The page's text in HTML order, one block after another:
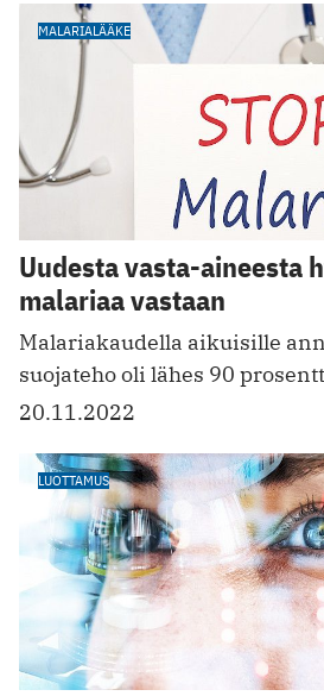
MALARIALÄÄKE
Uudesta vasta-aineesta
malariaa vastaan
Malariakaudella aikuisille
suojateho oli lähes 90
20.11.2022
LUOTTAMUS